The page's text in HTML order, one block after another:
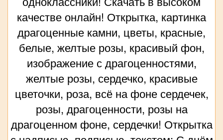
качестве онлайн! Открытка, картинка
драгоценные камни, цветы, красные,
белые, желтые розы, красивый фон,
изображение с драгоценностями,
желтые розы, сердечко, красивые
цветочки, роза, всё на фоне сердечек,
розы, драгоценности, розы на
драгоценном фоне, сердечки! Открытка